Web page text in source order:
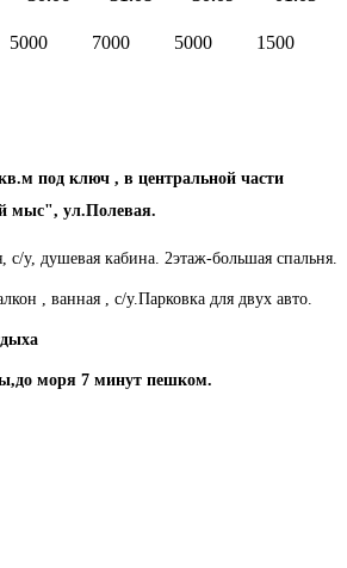
5000 7000 5000 1500
под ключ , в центральной части
мыс", ул.Полевая.
с/у, душевая кабина. 2этаж-большая спальня.
, ванная , с/у.Парковка для двух авто.
моря 7 минут пешком.